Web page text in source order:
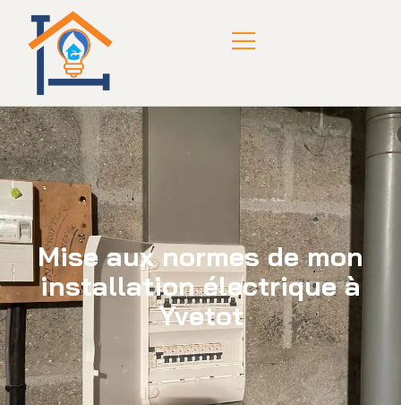
Mise aux normes de mon
installation électrique à
Yvetot